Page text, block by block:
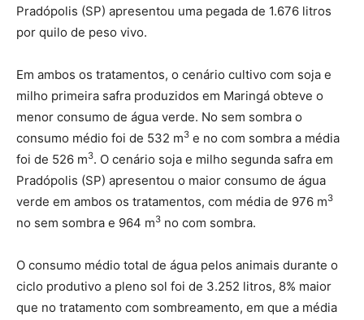
Pradópolis (SP) apresentou uma pegada de 1.676 litros
por quilo de peso vivo.
Em ambos os tratamentos, o cenário cultivo com soja e
milho primeira safra produzidos em Maringá obteve o
menor consumo de água verde. No sem sombra o
consumo médio foi de 532 m3 e no com sombra a média
foi de 526 m3. O cenário soja e milho segunda safra em
Pradópolis (SP) apresentou o maior consumo de água
verde em ambos os tratamentos, com média de 976 m3
no sem sombra e 964 m3 no com sombra.
O consumo médio total de água pelos animais durante o
ciclo produtivo a pleno sol foi de 3.252 litros, 8% maior
que no tratamento com sombreamento, em que a média